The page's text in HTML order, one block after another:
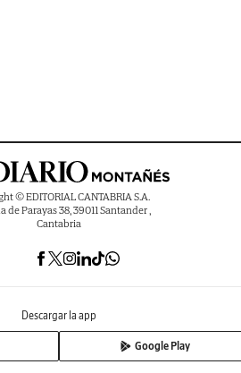
© EDITORIAL CANTABRIA S.A.
de Parayas 38, 39011 Santander ,
Cantabria
Descargar la app
Google Play